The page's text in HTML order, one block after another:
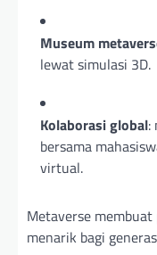
Museum
lewat simulasi 3D.
Kolaborasi global:
bersama
virtual.
Metaverse
menarik bagi